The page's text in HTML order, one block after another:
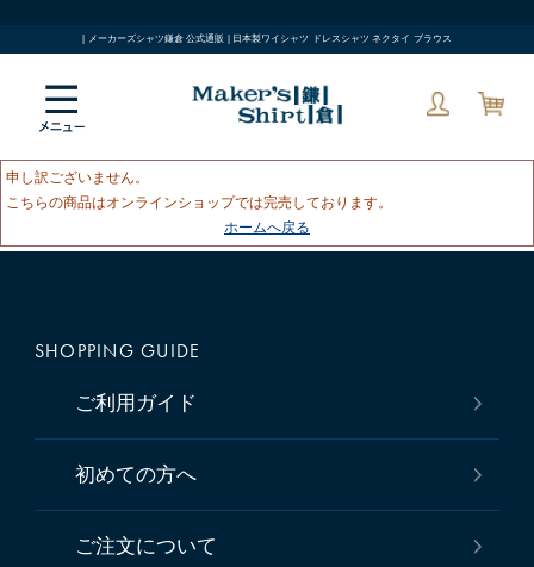
| メーカーズシャツ鎌倉 公式通販 | 日本製ワイシャツ ドレスシャツ ネクタイ ブラウス
申し訳ございません。
こちらの商品はオンラインショップでは完売しております。
ホームへ戻る
SHOPPING GUIDE
ご利用ガイド
初めての方へ
ご注文について